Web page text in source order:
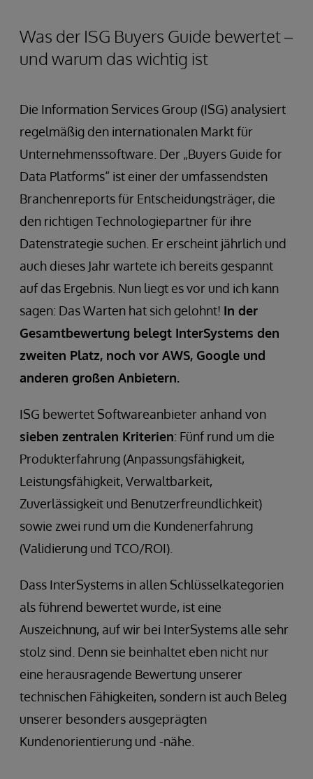
Was der ISG Buyers Guide bewertet –
und warum das wichtig ist
Die Information Services Group (ISG) analysiert
regelmäßig den internationalen Markt für
Unternehmenssoftware. Der „Buyers Guide for
Data Platforms“ ist einer der umfassendsten
Branchenreports für Entscheidungsträger, die
den richtigen Technologiepartner für ihre
Datenstrategie suchen. Er erscheint jährlich und
auch dieses Jahr wartete ich bereits gespannt
auf das Ergebnis. Nun liegt es vor und ich kann
sagen: Das Warten hat sich gelohnt! In der
Gesamtbewertung belegt InterSystems den
zweiten Platz, noch vor AWS, Google und
anderen großen Anbietern.
ISG bewertet Softwareanbieter anhand von
sieben zentralen Kriterien: Fünf rund um die
Produkterfahrung (Anpassungsfähigkeit,
Leistungsfähigkeit, Verwaltbarkeit,
Zuverlässigkeit und Benutzerfreundlichkeit)
sowie zwei rund um die Kundenerfahrung
(Validierung und TCO/ROI).
Dass InterSystems in allen Schlüsselkategorien
als führend bewertet wurde, ist eine
Auszeichnung, auf wir bei InterSystems alle sehr
stolz sind. Denn sie beinhaltet eben nicht nur
eine herausragende Bewertung unserer
technischen Fähigkeiten, sondern ist auch Beleg
unserer besonders ausgeprägten
Kundenorientierung und -nähe.